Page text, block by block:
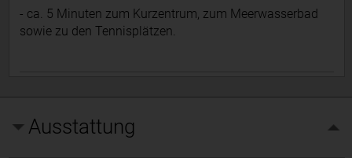
- ca. 5 Minuten zum Kurzentrum, zum Meerwasserbad
sowie zu den Tennisplätzen.
Ausstattung